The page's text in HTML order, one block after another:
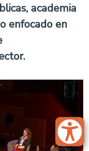
academia
enfocado en